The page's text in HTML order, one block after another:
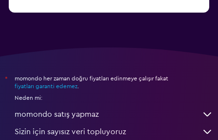
*
momondo her zaman doğru fiyatları edinmeye çalışır fakat
fiyatları garanti edemez
Neden mi:
momondo satış yapmaz
Sizin için sayısız veri topluyoruz